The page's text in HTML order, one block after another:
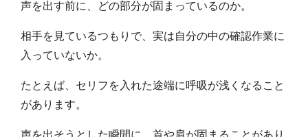
声を出す前に、どの部分が固まっているのか。
相手を見ているつもりで、実は自分の中の確認作業に
入っていないか。
たとえば、セリフを入れた途端に呼吸が浅くなること
があります。
声を出そうとした瞬間に、首や肩が固まることがあり